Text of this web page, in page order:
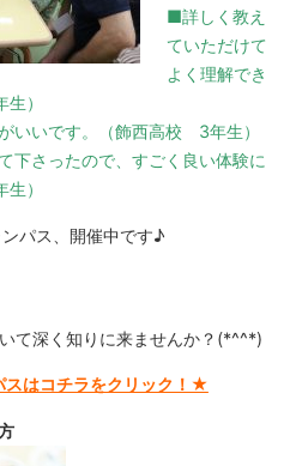
■詳しく教え
ていただけて
よく理解でき
）
いいです。（飾西高校 3年生）
下さったので、すごく良い体験に
）
パス、開催中です♪
て深く知りに来ませんか？(*^^*)
はコチラをクリック！★